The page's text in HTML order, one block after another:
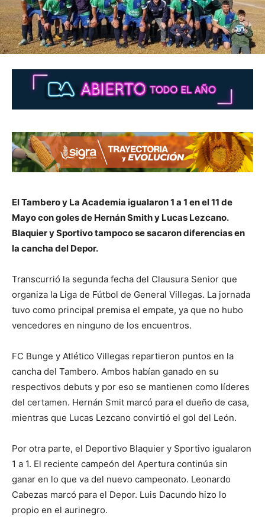
El Tambero y La Academia igualaron 1 a 1 en el 11 de
Mayo con goles de Hernán Smith y Lucas Lezcano.
Blaquier y Sportivo tampoco se sacaron diferencias en
la cancha del Depor.
Transcurrió la segunda fecha del Clausura Senior que
organiza la Liga de Fútbol de General Villegas. La jornada
tuvo como principal premisa el empate, ya que no hubo
vencedores en ninguno de los encuentros.
FC Bunge y Atlético Villegas repartieron puntos en la
cancha del Tambero. Ambos habían ganado en su
respectivos debuts y por eso se mantienen como líderes
del certamen. Hernán Smit marcó para el dueño de casa,
mientras que Lucas Lezcano convirtió el gol del León.
Por otra parte, el Deportivo Blaquier y Sportivo igualaron
1 a 1. El reciente campeón del Apertura continúa sin
ganar en lo que va del nuevo campeonato. Leonardo
Cabezas marcó para el Depor. Luis Dacundo hizo lo
propio en el aurinegro.